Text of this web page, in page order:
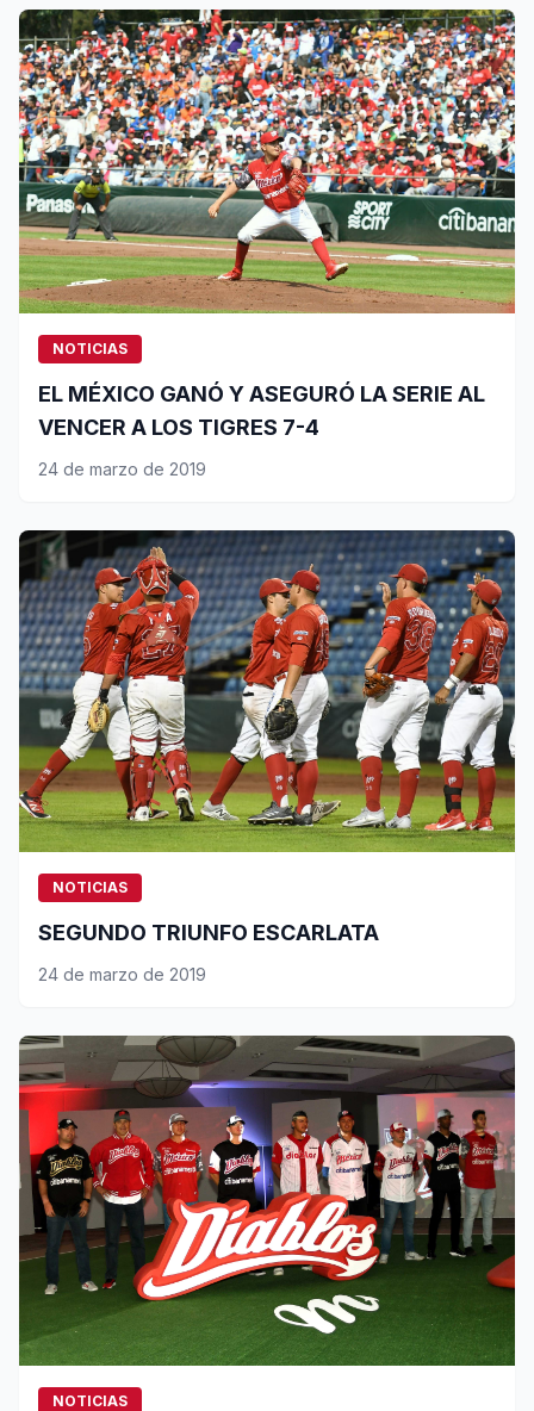
NOTICIAS
EL MÉXICO GANÓ Y ASEGURÓ LA SERIE AL
VENCER A LOS TIGRES 7-4
24 de marzo de 2019
NOTICIAS
SEGUNDO TRIUNFO ESCARLATA
24 de marzo de 2019
NOTICIAS